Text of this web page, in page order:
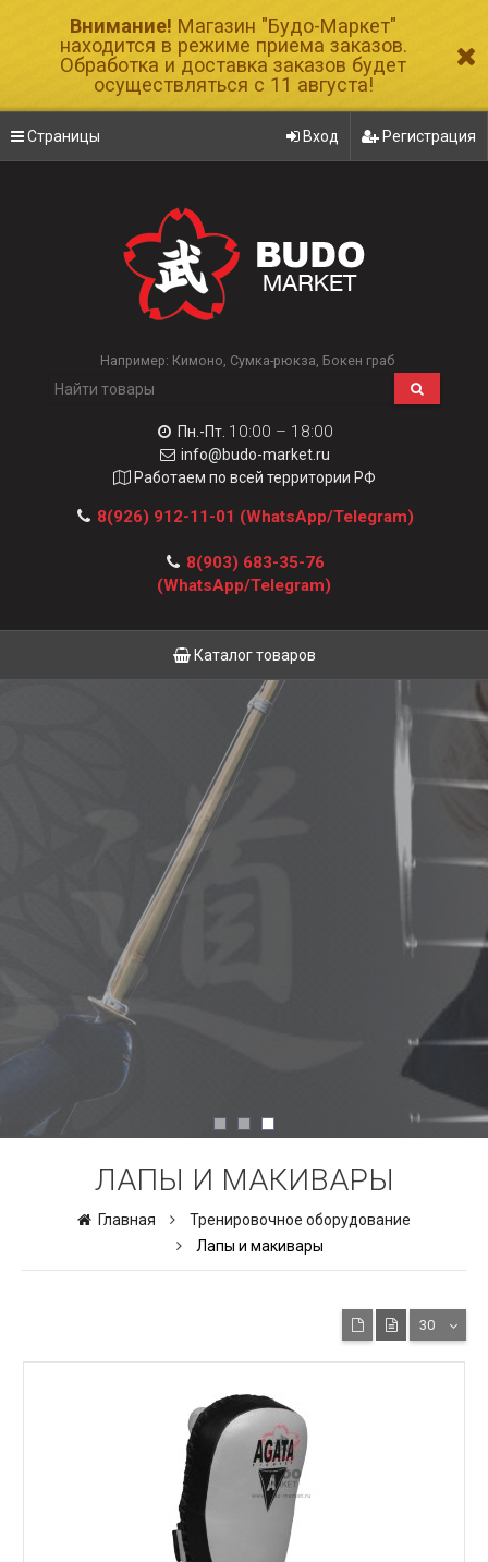
Внимание! Магазин "Будо-Маркет"
находится в режиме приема заказов.
Обработка и доставка заказов будет
осуществляться с 11 августа!
Страницы Вход Регистрация
Например: Кимоно Сумка-рюкза Бокен граб
Пн.-Пт. 10:00 – 18:00
info@budo-market.ru
Работаем по всей территории РФ
8(926) 912-11-01 (WhatsApp/Telegram)
8(903) 683-35-76
(WhatsApp/Telegram)
Каталог товаров
ЛАПЫ И МАКИВАРЫ
Главная
Тренировочное оборудование
Лапы и макивары
30